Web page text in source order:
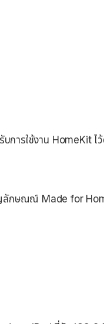
การใช้งาน HomeKit ไ
ษณณ์ Made for